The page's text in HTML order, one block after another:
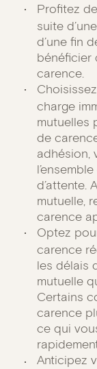
Profitez
suite
d’une fin
bénéficier
carence.
charge
mutuelles
de
adhésion,
d’attente.
mutuelle,
carence
Optez
carence
les délais
mutuelle
Certains
carence
ce qui
Anticipez